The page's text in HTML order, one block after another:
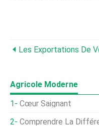
Agricole Moderne
Cœur Saignant
Comprendre La Différence